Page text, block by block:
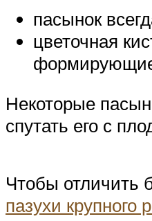
пасынок
цветочная
Некоторые
спутать его с
Чтобы отличить
пазухи крупного